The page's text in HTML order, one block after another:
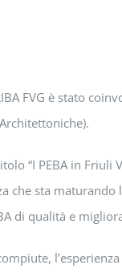
FVG è stato
“I PEBA in
che sta
di qualità e